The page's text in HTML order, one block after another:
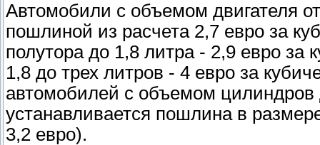
Автомобили с объемом двигателя
пошлиной из расчета 2,7 евро за
полутора до 1,8 литра - 2,9 евро за
1,8 до трех литров - 4 евро за
автомобилей с объемом цилиндров
устанавливается пошлина в
3,2 евро).